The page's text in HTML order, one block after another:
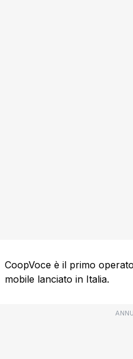
CoopVoce è il primo
mobile lanciato in Italia.